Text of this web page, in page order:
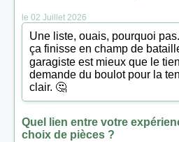
le 02 Juillet 2026
Une liste, ouais, pourquoi
ça finisse en champ de
garagiste est mieux que le
demande du boulot pour la
clair. 🤔
Quel lien entre votre
choix de pièces ?